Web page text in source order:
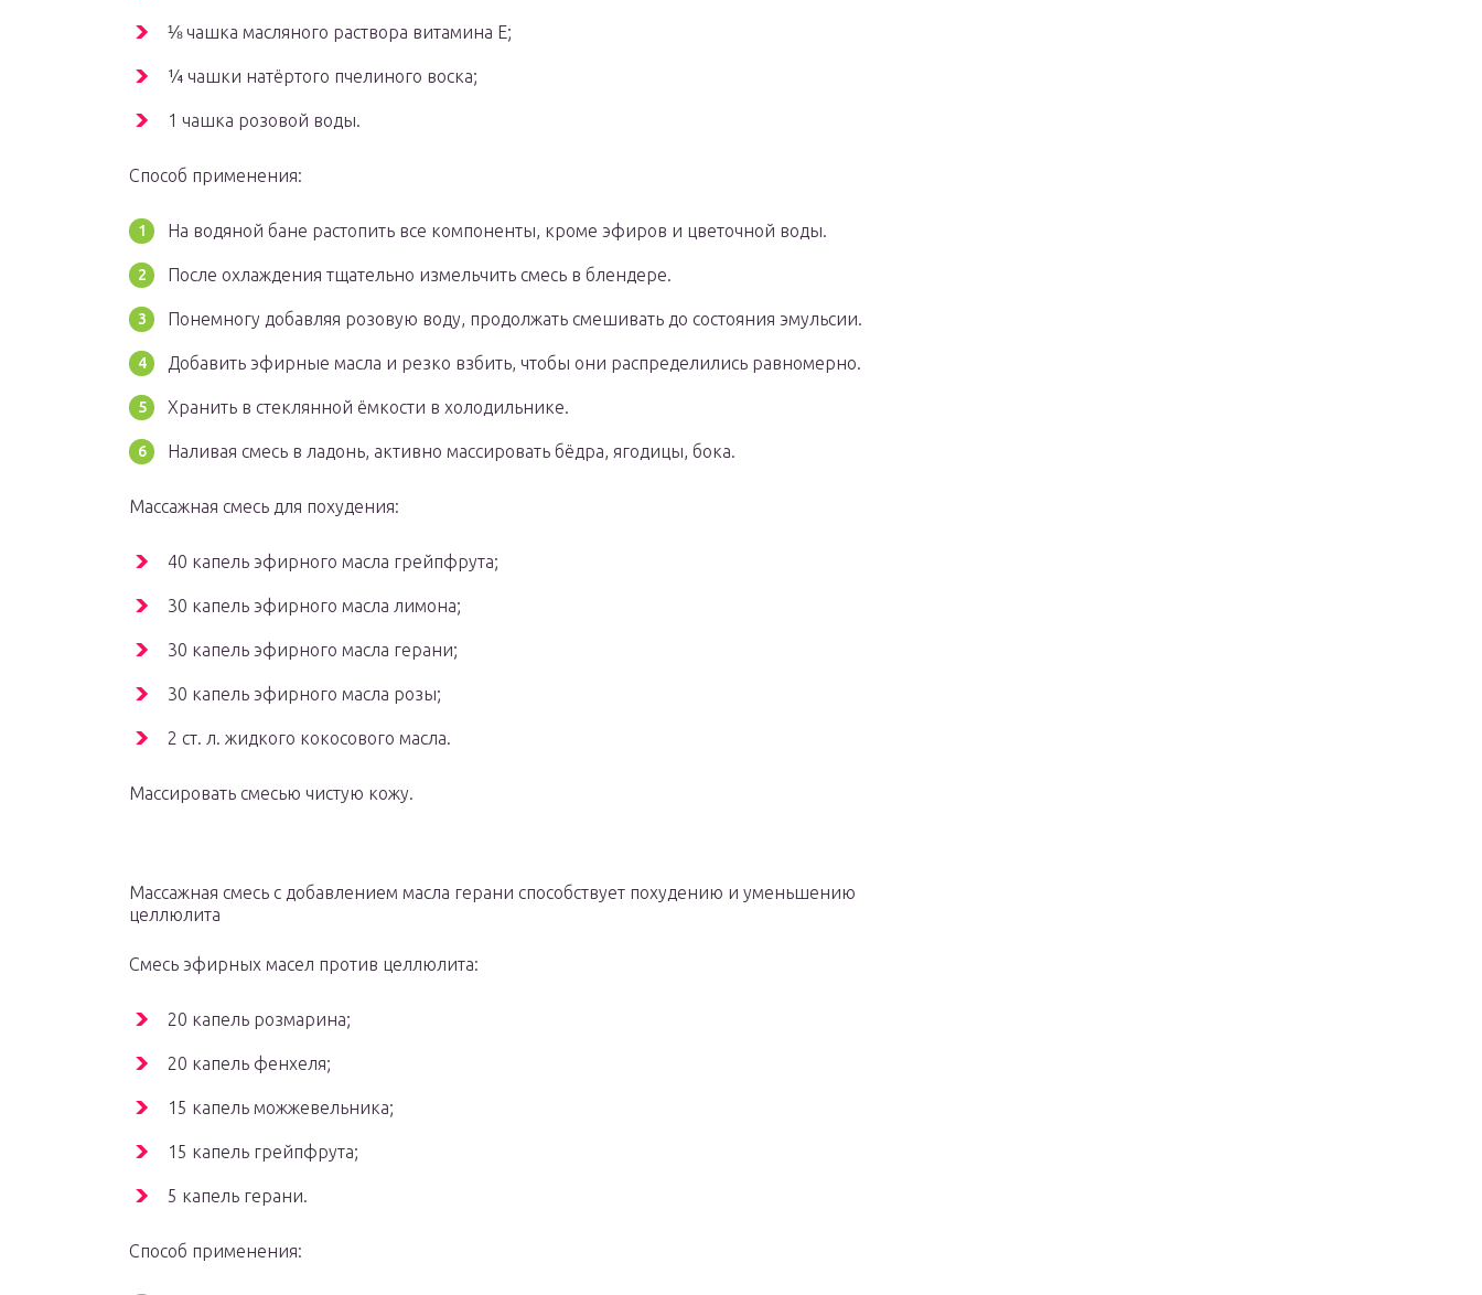
⅛ чашка масляного раствора витамина Е;
¼ чашки натёртого пчелиного воска;
1 чашка розовой воды.
Способ применения:
На водяной бане растопить все компоненты, кроме эфиров и цветочной воды.
После охлаждения тщательно измельчить смесь в блендере.
Понемногу добавляя розовую воду, продолжать смешивать до состояния эмульсии.
Добавить эфирные масла и резко взбить, чтобы они распределились равномерно.
Хранить в стеклянной ёмкости в холодильнике.
Наливая смесь в ладонь, активно массировать бёдра, ягодицы, бока.
Массажная смесь для похудения:
40 капель эфирного масла грейпфрута;
30 капель эфирного масла лимона;
30 капель эфирного масла герани;
30 капель эфирного масла розы;
2 ст. л. жидкого кокосового масла.
Массировать смесью чистую кожу.
Массажная смесь с добавлением масла герани способствует похудению и уменьшению
целлюлита
Смесь эфирных масел против целлюлита:
20 капель розмарина;
20 капель фенхеля;
15 капель можжевельника;
15 капель грейпфрута;
5 капель герани.
Способ применения: